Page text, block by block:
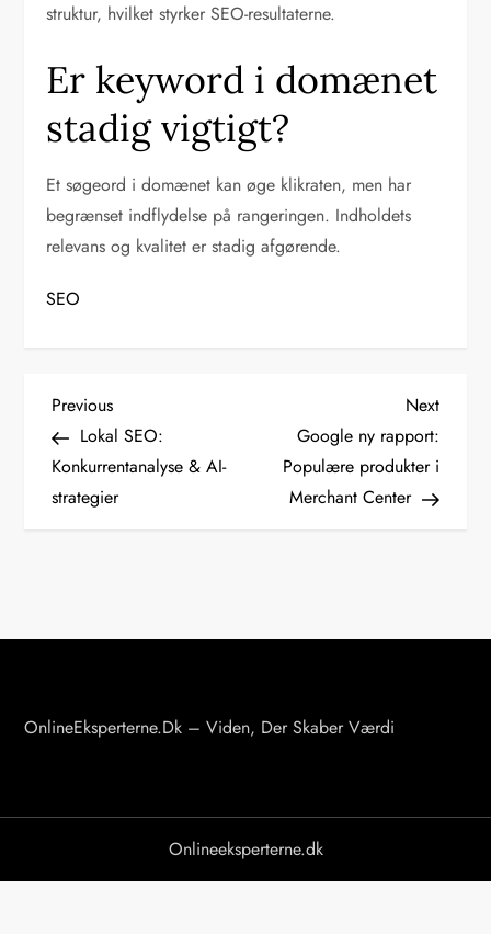
struktur, hvilket styrker SEO-resultaterne.
Er keyword i domænet
stadig vigtigt?
Et søgeord i domænet kan øge klikraten, men har
begrænset indflydelse på rangeringen. Indholdets
relevans og kvalitet er stadig afgørende.
SEO
I
n
d
g
i
Previous
Post
Previous
Lokal SEO:
Konkurrentanalyse & AI-
strategier
Next
Post
Next
Google ny rapport:
Populære produkter i
Merchant Center
OnlineEksperterne.dk – Viden, Der Skaber Værdi
Onlineeksperterne.dk